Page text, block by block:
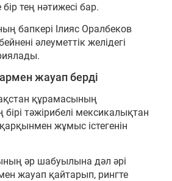
тең нәтижесі бар.
бапкері Ілияс Оралбеков
әлеуметтік желідегі
жауап берді
құрамасының
тәжірибелі мексикалықтан
жұмыс істегенін
әр шабуылына дәл әрі
жауап қайтарып, рингте